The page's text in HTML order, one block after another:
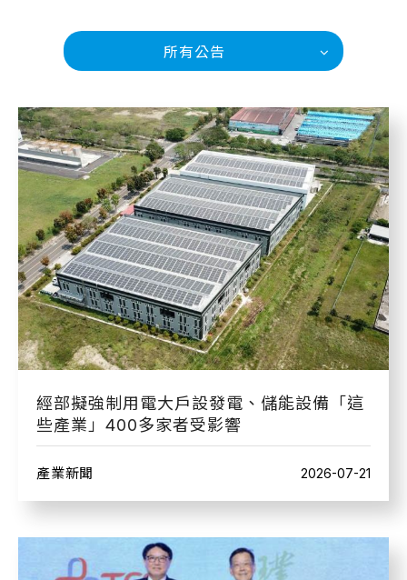
所有公告
經部擬強制用電大戶設發電、儲能設備「這
些產業」400多家者受影響
產業新聞 2026-07-21